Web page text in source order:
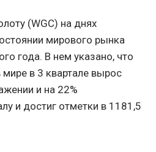
(WGC) на днях
мирового рынка
года. В нем указано, что
мире в 3 квартале вырос
и на 22%
и достиг отметки в 1181,5